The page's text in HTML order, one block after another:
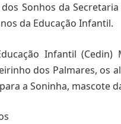
Sonhos da
da Educação Infantil.
Infantil (Cedin)
dos Palmares, os
a Soninha, mascote